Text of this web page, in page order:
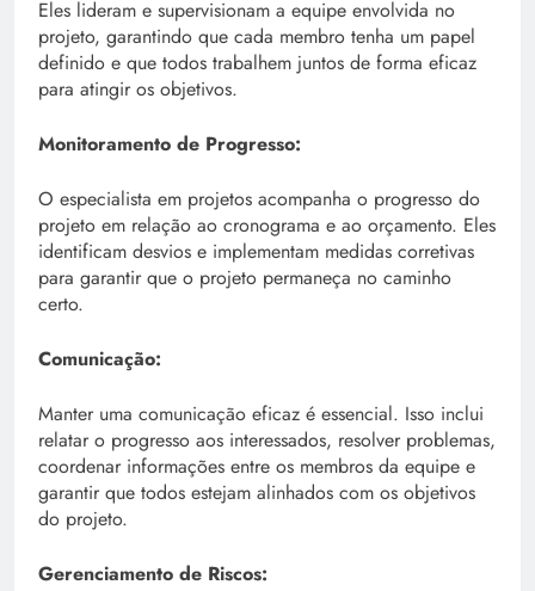
Eles lideram e supervisionam a equipe envolvida no
projeto, garantindo que cada membro tenha um papel
definido e que todos trabalhem juntos de forma eficaz
para atingir os objetivos.
Monitoramento de Progresso:
O especialista em projetos acompanha o progresso do
projeto em relação ao cronograma e ao orçamento. Eles
identificam desvios e implementam medidas corretivas
para garantir que o projeto permaneça no caminho
certo.
Comunicação:
Manter uma comunicação eficaz é essencial. Isso inclui
relatar o progresso aos interessados, resolver problemas,
coordenar informações entre os membros da equipe e
garantir que todos estejam alinhados com os objetivos
do projeto.
Gerenciamento de Riscos: